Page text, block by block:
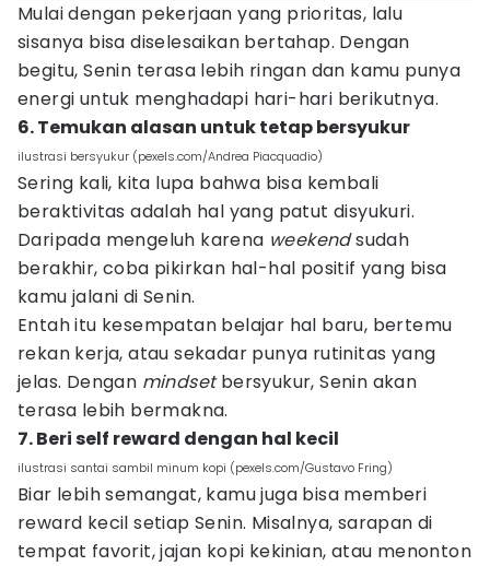
Mulai dengan pekerjaan yang prioritas, lalu
sisanya bisa diselesaikan bertahap. Dengan
begitu, Senin terasa lebih ringan dan kamu punya
energi untuk menghadapi hari-hari berikutnya.
6. Temukan alasan untuk tetap bersyukur
ilustrasi bersyukur (pexels.com/Andrea Piacquadio)
Sering kali, kita lupa bahwa bisa kembali
beraktivitas adalah hal yang patut disyukuri.
Daripada mengeluh karena weekendsudah
berakhir, coba pikirkan hal-hal positif yang bisa
kamu jalani di Senin.
Entah itu kesempatan belajar hal baru, bertemu
rekan kerja, atau sekadar punya rutinitas yang
jelas. Dengan mindsetbersyukur, Senin akan
terasa lebih bermakna.
7. Beri self reward dengan hal kecil
ilustrasi santai sambil minum kopi (pexels.com/Gustavo Fring)
Biar lebih semangat, kamu juga bisa memberi
reward kecil setiap Senin. Misalnya, sarapan di
tempat favorit, jajan kopi kekinian, atau menonton